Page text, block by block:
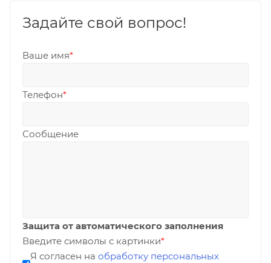
Задайте свой вопрос!
Ваше имя*
Телефон*
Сообщение
Защита от автоматического заполнения
Введите символы с картинки*
Я согласен на обработку персональных